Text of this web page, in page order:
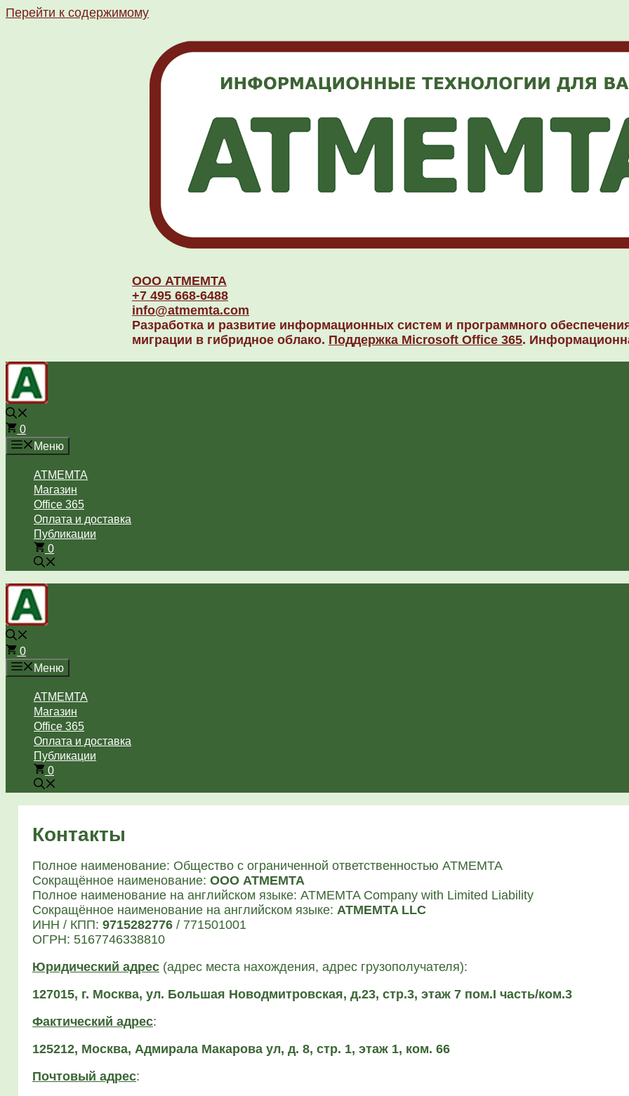
Перейти к содержимому
ООО АТМЕМТА
+7 495 668-6488
info@atmemta.com
Разработка и развитие информационных систем и программного
миграции в гибридное облако. Поддержка Microsoft Office 365.
0
Меню
ATMEMTA
Магазин
Office 365
Оплата и доставка
Публикации
0
0
Меню
ATMEMTA
Магазин
Office 365
Оплата и доставка
Публикации
0
Контакты
Пол­ное наиме­но­ва­ние: Обще­ство с огра­ни­чен­ной ответ­ствен­но­стью АТМЕМТА
Сокра­щён­ное наиме­но­ва­ние: ООО АТМЕМТА
Пол­ное наиме­но­ва­ние на англий­ском язы­ке: ATMEMTA Company with Limited Liability
Сокра­щён­ное наиме­но­ва­ние на англий­ском язы­ке: ATMEMTA LLC
ИНН / КПП: 9715282776 / 771501001
ОГРН: 5167746338810
Юри­ди­че­ский адрес (адрес места нахож­де­ния, адрес гру­зо­по­лу­ча­те­ля):
127015, г. Москва, ул. Боль­шая Новод­мит­ров­ская, д.23, стр.3, этаж 7 пом.I часть/ком.3
Фак­ти­че­ский адрес:
125212, Москва, Адми­ра­ла Мака­ро­ва ул, д. 8, стр. 1, этаж 1, ком. 66
Поч­то­вый адрес: